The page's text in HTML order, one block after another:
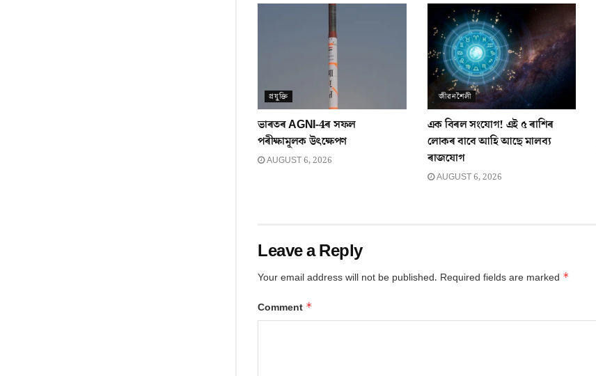
প্ৰযুক্তি
ভাৰতৰ AGNI-4ৰ সফল
পৰীক্ষামূলক উৎক্ষেপণ
AUGUST 6, 2026
জীৱনশৈলী
এক বিৰল সংযোগ! এই ৫ ৰাশিৰ
লোকৰ বাবে আহি আছে মালব্য
ৰাজযোগ
AUGUST 6, 2026
Leave a Reply
Your email address will not be published. Required fields are marked *
Comment *